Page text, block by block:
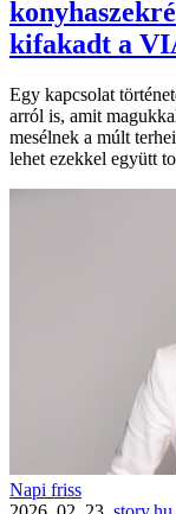
kifakadt a
Egy kapcsolat
arról is, amit
mesélnek a múlt
lehet ezekkel együtt
Napi friss